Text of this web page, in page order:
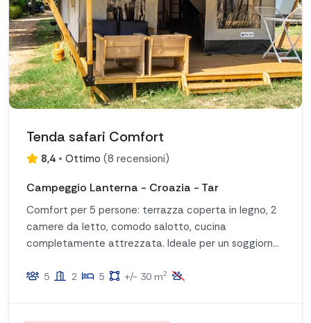
Tenda safari Comfort
8,4 • Ottimo (8 recensioni)
Campeggio Lanterna - Croazia - Tar
Comfort per 5 persone: terrazza coperta in legno, 2
camere da letto, comodo salotto, cucina
completamente attrezzata. Ideale per un soggiorno
5 2 5 +/- 30 m2